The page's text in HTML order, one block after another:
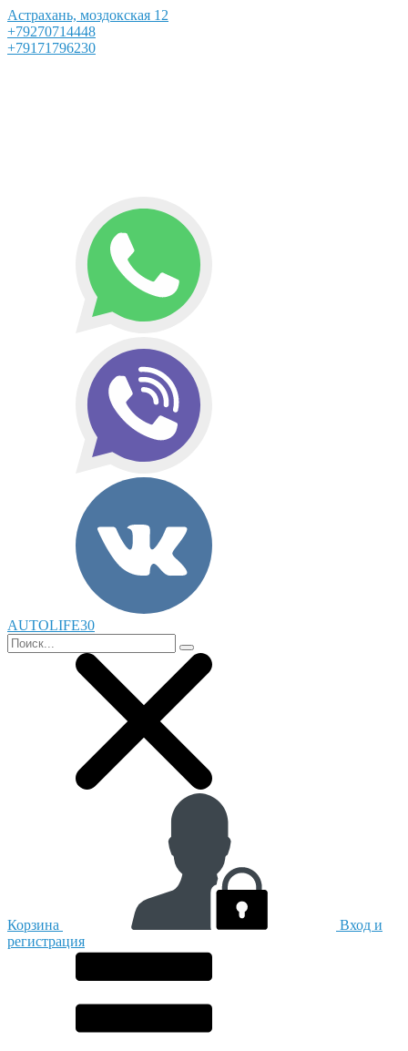
Астрахань, моздокская 12
+79270714448
+79171796230
AUTOLIFE30
Корзина
Вход и
регистрация